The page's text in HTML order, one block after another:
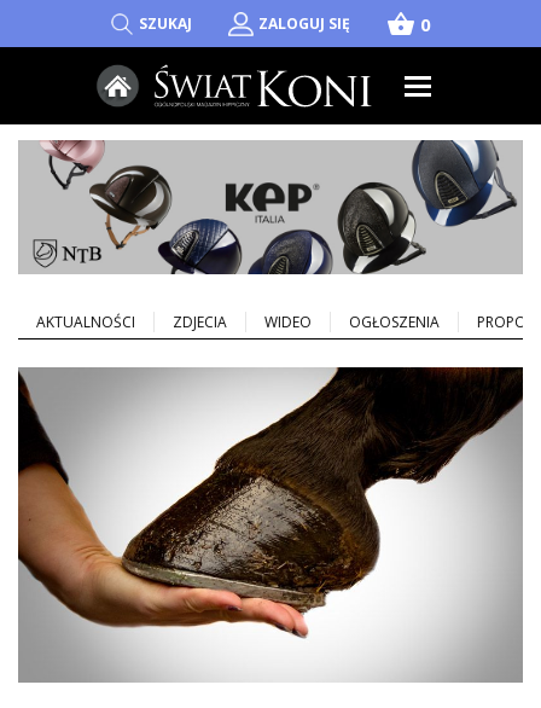
SZUKAJ ZALOGUJ SIĘ shopping_basket 0
AKTUALNOŚCI ZDJECIA WIDEO OGŁOSZENIA